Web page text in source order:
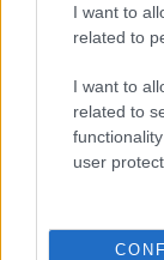
I want to
related to
I want to
related to
user
Sanne De Vries · 7
Naam
Eureka Bridged